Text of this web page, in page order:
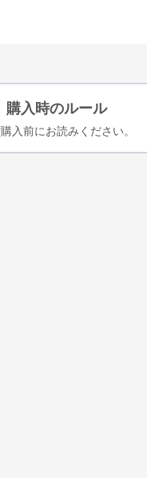
購入時のルール
入前にお読みください。